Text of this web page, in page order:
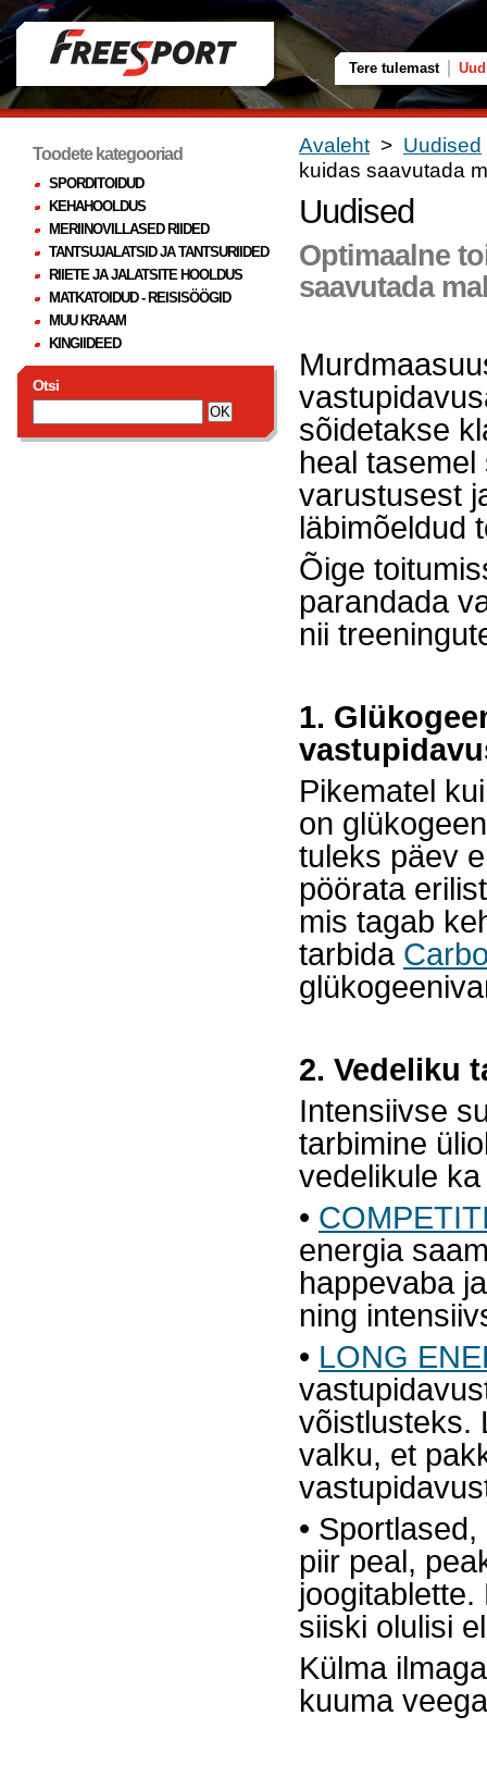
Tere tulemast
Avaleht > Uudised
kuidas saavutada
Uudised
Optimaalne
saavutada
sõidetakse
heal
varustusest
läbimõeldud
Õige
parandada
nii
1.
Pikematel
on
tuleks päev
pöörata
mis tagab
tarbida
2. Vedeliku
Intensiivse
tarbimine
vedelikule
•
energia
happevaba
ning
• LONG
võistlusteks.
valku, et
•
piir peal,
siiski olulisi
Külma
kuuma
Toodete kategooriad
SPORDITOIDUD
KEHAHOOLDUS
MERIINOVILLASED RIIDED
TANTSUJALATSID JA TANTSURIIDED
RIIETE JA JALATSITE HOOLDUS
MATKATOIDUD - REISISÖÖGID
MUU KRAAM
KINGIIDEED
Otsi